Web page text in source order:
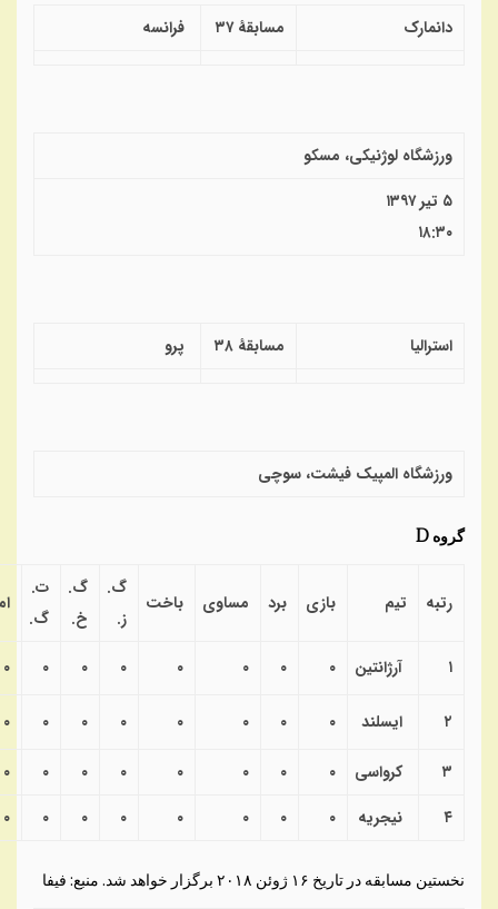
دانمارک مسابقهٔ ۳۷ فرانسه
ورزشگاه لوژنیکی، مسکو
۵ تیر ۱۳۹۷
۱۸:۳۰
استرالیا مسابقهٔ ۳۸ پرو
ورزشگاه المپیک فیشت، سوچی
گروه
رتبه تیم بازی برد مساوی باخت
گ.
ز.
گ.
خ.
ت.
گ.
۱ آرژانتین ۰ ۰ ۰ ۰ ۰ ۰ ۰ ۰
۲ ایسلند ۰ ۰ ۰ ۰ ۰ ۰ ۰ ۰
۳ کرواسی ۰ ۰ ۰ ۰ ۰ ۰ ۰
۰
۴
نیجریه ۰ ۰ ۰ ۰ ۰ ۰ ۰ ۰
نخستین مسابقه در تاریخ ۱۶ ژوئن ۲۰۱۸ برگزار خواهد شد. منبع: فیفا